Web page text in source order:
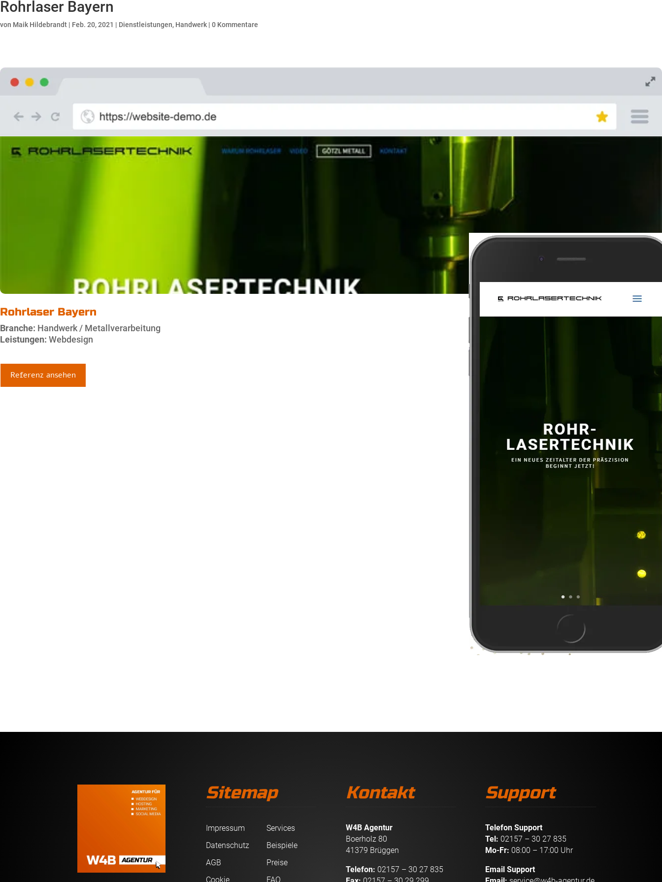
Rohrlaser Bayern
von Maik Hildebrandt | Feb. 20, 2021 | Dienstleistungen, Handwerk | 0 Kommentare
Rohrlaser Bayern
Branche: Handwerk / Metallverarbeitung
Leistungen: Webdesign
Referenz ansehen
Sitemap
Impressum
Services
Datenschutz
Beispiele
AGB
Preise
Cookie
FAQ
Kontakt
W4B Agentur
Boerholz 80
41379 Brüggen
Telefon: 02157 – 30 27 835
Support
Telefon Support
Tel: 02157 – 30 27 835
Mo-Fr: 08:00 – 17:00 Uhr
Email Support